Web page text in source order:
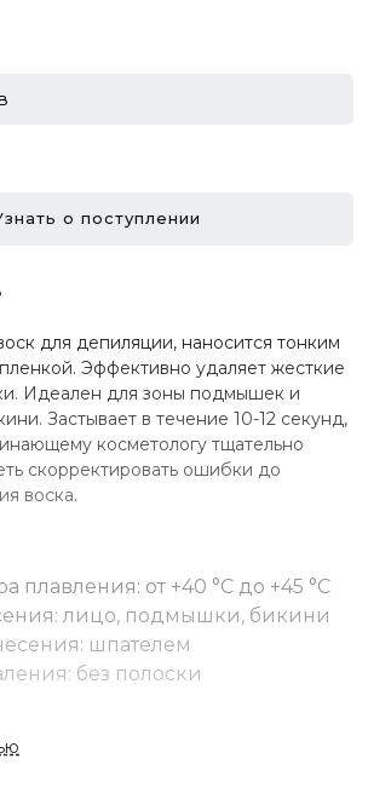
о поступлении
для депиляции, наносится тонким
Эффективно удаляет жесткие
Идеален для зоны подмышек и
Застывает в течение 10-12 секунд,
косметологу тщательно
скорректировать ошибки до
воска.
плавления: от +40 °С до +45 °С
лицо, подмышки, бикини
шпателем
без полоски